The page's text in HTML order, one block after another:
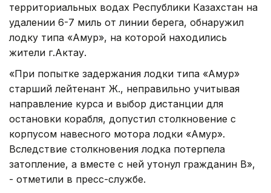
территориальных водах Республики Казахстан на
удалении 6-7 миль от линии берега, обнаружил
лодку типа «Амур», на которой находились
жители г.Актау.
«При попытке задержания лодки типа «Амур»
старший лейтенант Ж., неправильно учитывая
направление курса и выбор дистанции для
остановки корабля, допустил столкновение с
корпусом навесного мотора лодки «Амур».
Вследствие столкновения лодка потерпела
затопление, а вместе с ней утонул гражданин В»,
- отметили в пресс-службе.